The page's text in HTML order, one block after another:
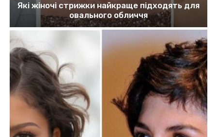
Які жіночі стрижки найкраще підходять для
овального обличчя